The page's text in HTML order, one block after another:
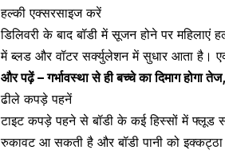
हल्की एक्सरसाइज करें
डिलिवरी के बाद बॉडी में सूजन होने पर
में ब्लड और वॉटर सर्क्युलेशन में सुधार आता है।
और पढ़ें –गर्भावस्था से ही बच्चे का दिमाग होगा
ढीले कपड़े पहनें
टाइट कपड़े पहने से बॉडी के कई हिस्सों में फ्लूड
रुकावट आ सकती है और बॉडी पानी को